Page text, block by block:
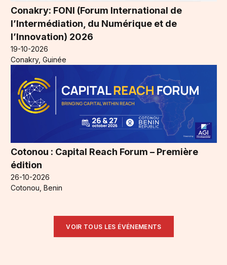
Conakry: FONI (Forum International de
l’Intermédiation, du Numérique et de
l’Innovation) 2026
19-10-2026
Conakry, Guinée
Cotonou : Capital Reach Forum – Première
édition
26-10-2026
Cotonou, Benin
VOIR TOUS LES ÉVÉNEMENTS